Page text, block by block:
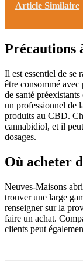
Article Similaire
Précautions
Il est essentiel de se
être consommé avec
de santé
un professionnel de
produits au CBD.
cannabidiol, et il
dosages.
Où acheter
Neuves-Maisons
trouver une large
renseigner sur la
faire un achat.
clients peut